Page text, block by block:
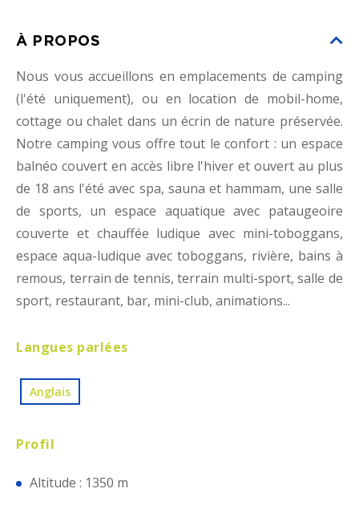
À PROPOS
Nous vous accueillons en emplacements de camping
(l'été uniquement), ou en location de mobil-home,
cottage ou chalet dans un écrin de nature préservée.
Notre camping vous offre tout le confort : un espace
balnéo couvert en accès libre l'hiver et ouvert au plus
de 18 ans l'été avec spa, sauna et hammam, une salle
de sports, un espace aquatique avec pataugeoire
couverte et chauffée ludique avec mini-toboggans,
espace aqua-ludique avec toboggans, rivière, bains à
remous, terrain de tennis, terrain multi-sport, salle de
sport, restaurant, bar, mini-club, animations...
Langues parlées
Anglais
Profil
Altitude : 1350 m